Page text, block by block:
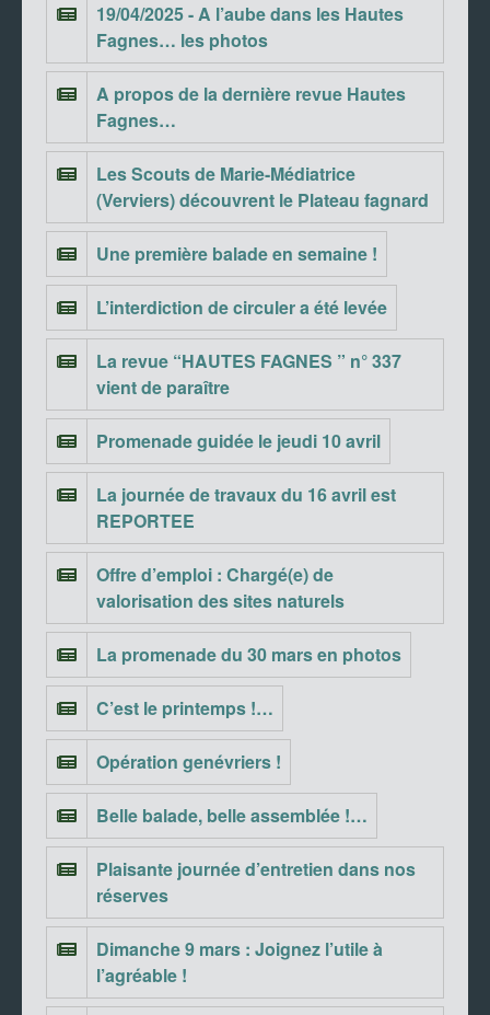
19/04/2025 - A l’aube dans les Hautes
Fagnes… les photos
A propos de la dernière revue Hautes
Fagnes…
Les Scouts de Marie-Médiatrice
(Verviers) découvrent le Plateau fagnard
Une première balade en semaine !
L’interdiction de circuler a été levée
La revue “HAUTES FAGNES ” n° 337
vient de paraître
Promenade guidée le jeudi 10 avril
La journée de travaux du 16 avril est
REPORTEE
Offre d’emploi : Chargé(e) de
valorisation des sites naturels
La promenade du 30 mars en photos
C’est le printemps !…
Opération genévriers !
Belle balade, belle assemblée !…
Plaisante journée d’entretien dans nos
réserves
Dimanche 9 mars : Joignez l’utile à
l’agréable !